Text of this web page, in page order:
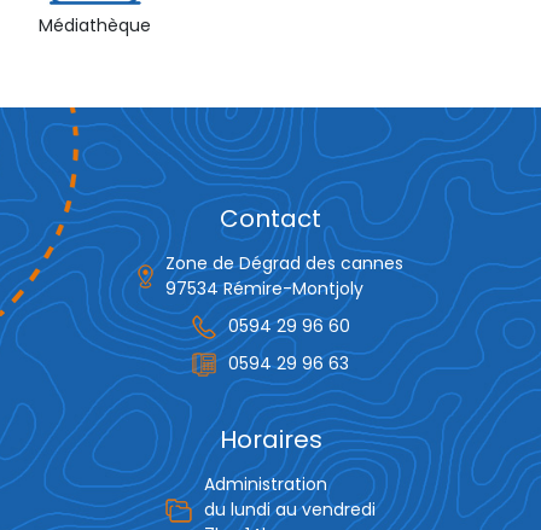
Médiathèque
Contact
Zone de Dégrad des cannes
97534 Rémire-Montjoly
0594 29 96 60
0594 29 96 63
Horaires
Administration
du lundi au vendredi